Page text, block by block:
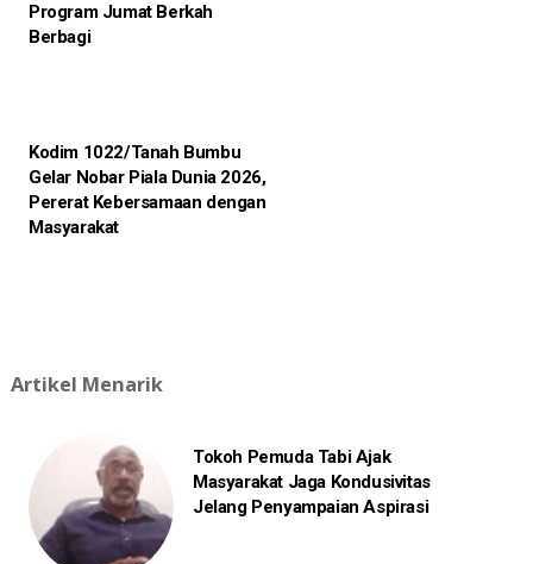
Program Jumat Berkah
Berbagi
Kodim 1022/Tanah Bumbu
Gelar Nobar Piala Dunia 2026,
Pererat Kebersamaan dengan
Masyarakat
Artikel Menarik
Tokoh Pemuda Tabi Ajak
Masyarakat Jaga Kondusivitas
Jelang Penyampaian Aspirasi